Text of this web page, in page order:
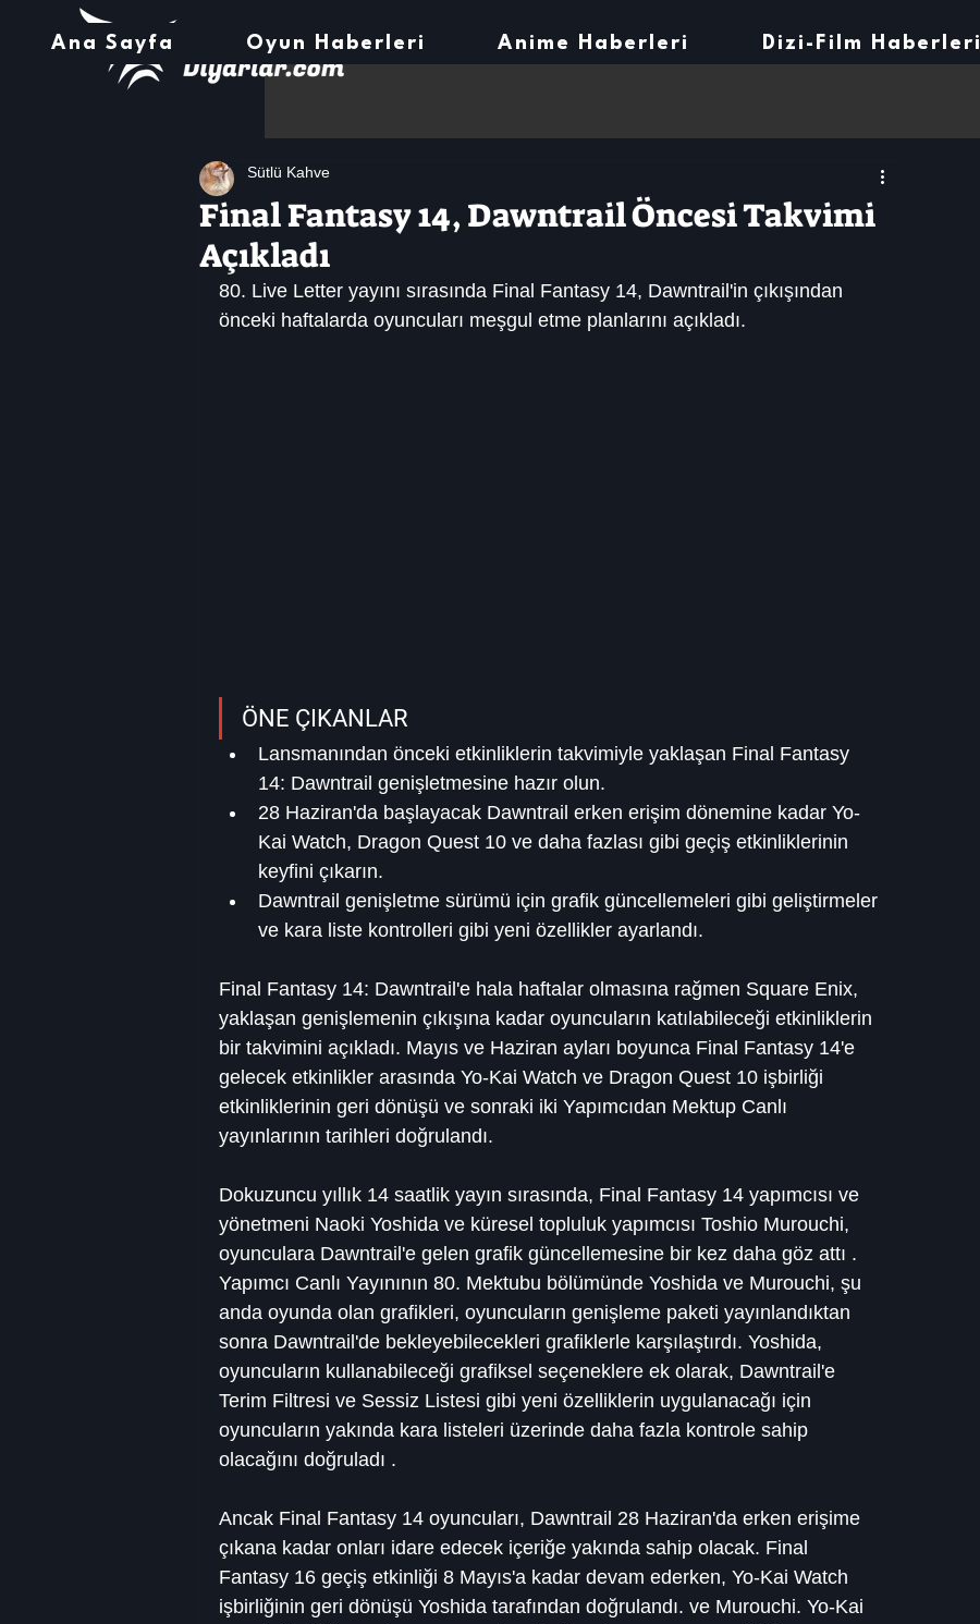
Ana Sayfa Oyun Haberleri Anime Haberleri Dizi-Film Haberleri
Final Fantasy 14, Dawntrail Öncesi Takvimi
Açıkladı
Sütlü Kahve
80. Live Letter yayını sırasında Final Fantasy 14, Dawntrail'in çıkışından
önceki haftalarda oyuncuları meşgul etme planlarını açıkladı.
ÖNE ÇIKANLAR
Lansmanından önceki etkinliklerin takvimiyle yaklaşan Final Fantasy
14: Dawntrail genişletmesine hazır olun.
28 Haziran'da başlayacak Dawntrail erken erişim dönemine kadar Yo-
Kai Watch, Dragon Quest 10 ve daha fazlası gibi geçiş etkinliklerinin
keyfini çıkarın.
Dawntrail genişletme sürümü için grafik güncellemeleri gibi geliştirmeler
ve kara liste kontrolleri gibi yeni özellikler ayarlandı.
Final Fantasy 14: Dawntrail'e hala haftalar olmasına rağmen Square Enix,
yaklaşan genişlemenin çıkışına kadar oyuncuların katılabileceği etkinliklerin
bir takvimini açıkladı. Mayıs ve Haziran ayları boyunca Final Fantasy 14'e
gelecek etkinlikler arasında Yo-Kai Watch ve Dragon Quest 10 işbirliği
etkinliklerinin geri dönüşü ve sonraki iki Yapımcıdan Mektup Canlı
yayınlarının tarihleri ​​doğrulandı.
Dokuzuncu yıllık 14 saatlik yayın sırasında, Final Fantasy 14 yapımcısı ve
yönetmeni Naoki Yoshida ve küresel topluluk yapımcısı Toshio Murouchi,
oyunculara Dawntrail'e gelen grafik güncellemesine bir kez daha göz attı .
Yapımcı Canlı Yayınının 80. Mektubu bölümünde Yoshida ve Murouchi, şu
anda oyunda olan grafikleri, oyuncuların genişleme paketi yayınlandıktan
sonra Dawntrail'de bekleyebilecekleri grafiklerle karşılaştırdı. Yoshida,
oyuncuların kullanabileceği grafiksel seçeneklere ek olarak, Dawntrail'e
Terim Filtresi ve Sessiz Listesi gibi yeni özelliklerin uygulanacağı için
oyuncuların yakında kara listeleri üzerinde daha fazla kontrole sahip
olacağını doğruladı .
Ancak Final Fantasy 14 oyuncuları, Dawntrail 28 Haziran'da erken erişime
çıkana kadar onları idare edecek içeriğe yakında sahip olacak. Final
Fantasy 16 geçiş etkinliği 8 Mayıs'a kadar devam ederken, Yo-Kai Watch
işbirliğinin geri dönüşü Yoshida tarafından doğrulandı. ve Murouchi. Yo-Kai